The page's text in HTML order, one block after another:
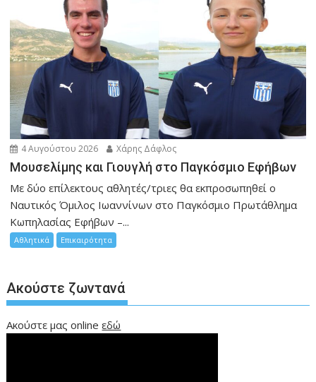
4 Αυγούστου 2026 Χάρης Δάφλος
Μουσελίμης και Γιουγλή στο Παγκόσμιο Εφήβων
Mε δύο επίλεκτους αθλητές/τριες θα εκπροσωπηθεί ο
Ναυτικός Όμιλος Ιωαννίνων στο Παγκόσμιο Πρωτάθλημα
Κωπηλασίας Εφήβων –...
Αθλητικά Επικαιρότητα
Ακούστε ζωντανά
Ακούστε μας onlineεδώ